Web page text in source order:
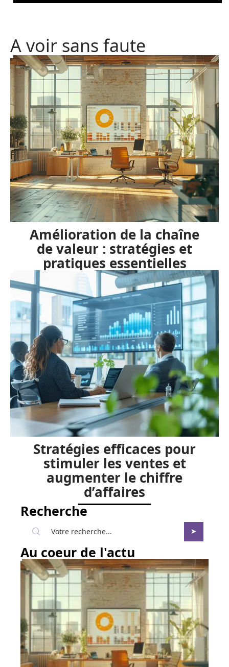
A voir sans faute
Amélioration de la chaîne
de valeur : stratégies et
pratiques essentielles
Stratégies efficaces pour
stimuler les ventes et
augmenter le chiffre
d’affaires
Recherche
Au coeur de l'actu